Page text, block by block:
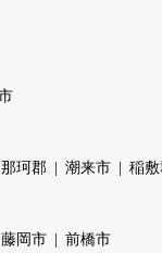
那珂郡 潮来市 稲
藤岡市 前橋市